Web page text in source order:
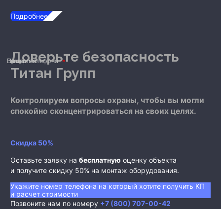
Подробнее...
Доверьте безопасность
Титан Групп
Контролируем вопросы охраны, чтобы вы могли
спокойно сконцентрироваться на своих целях.
Скидка 50%
Оставьте заявку на бесплатную оценку объекта
и получите скидку 50% на монтаж оборудования.
Укажите номер телефона на который хотите получить КП
и расчет стоимости
Позвоните нам по номеру +7 (800) 707-00-42
Ваше имя
Номер телефона
E-mail